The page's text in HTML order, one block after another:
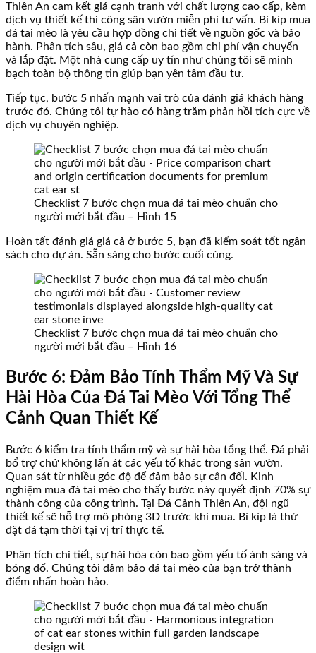
Thiên An cam kết giá cạnh tranh với chất lượng cao cấp, kèm
dịch vụ thiết kế thi công sân vườn miễn phí tư vấn. Bí kíp mua
đá tai mèo là yêu cầu hợp đồng chi tiết về nguồn gốc và bảo
hành. Phân tích sâu, giá cả còn bao gồm chi phí vận chuyển
và lắp đặt. Một nhà cung cấp uy tín như chúng tôi sẽ minh
bạch toàn bộ thông tin giúp bạn yên tâm đầu tư.
Tiếp tục, bước 5 nhấn mạnh vai trò của đánh giá khách hàng
trước đó. Chúng tôi tự hào có hàng trăm phản hồi tích cực về
dịch vụ chuyên nghiệp.
Checklist 7 bước chọn mua đá tai mèo chuẩn cho
người mới bắt đầu – Hình 15
Hoàn tất đánh giá giá cả ở bước 5, bạn đã kiểm soát tốt ngân
sách cho dự án. Sẵn sàng cho bước cuối cùng.
Checklist 7 bước chọn mua đá tai mèo chuẩn cho
người mới bắt đầu – Hình 16
Bước 6: Đảm Bảo Tính Thẩm Mỹ Và Sự
Hài Hòa Của Đá Tai Mèo Với Tổng Thể
Cảnh Quan Thiết Kế
Bước 6 kiểm tra tính thẩm mỹ và sự hài hòa tổng thể. Đá phải
bổ trợ chứ không lấn át các yếu tố khác trong sân vườn.
Quan sát từ nhiều góc độ để đảm bảo sự cân đối. Kinh
nghiệm mua đá tai mèo cho thấy bước này quyết định 70% sự
thành công của công trình. Tại Đá Cảnh Thiên An, đội ngũ
thiết kế sẽ hỗ trợ mô phỏng 3D trước khi mua. Bí kíp là thử
đặt đá tạm thời tại vị trí thực tế.
Phân tích chi tiết, sự hài hòa còn bao gồm yếu tố ánh sáng và
bóng đổ. Chúng tôi đảm bảo đá tai mèo của bạn trở thành
điểm nhấn hoàn hảo.